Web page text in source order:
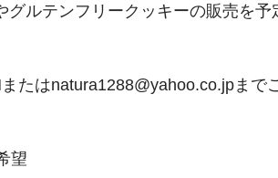
ルテンフリークッキーの販売を予
たはnatura1288@yahoo.co.jpまで
望